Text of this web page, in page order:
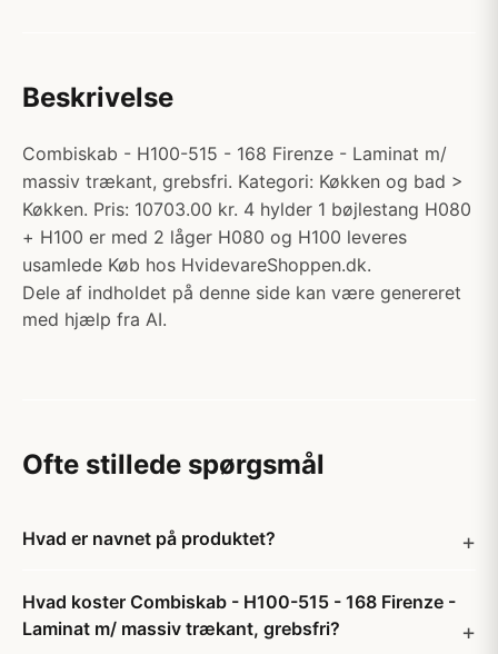
Beskrivelse
Combiskab - H100-515 - 168 Firenze - Laminat m/
massiv trækant, grebsfri. Kategori: Køkken og bad >
Køkken. Pris: 10703.00 kr. 4 hylder 1 bøjlestang H080
+ H100 er med 2 låger H080 og H100 leveres
usamlede Køb hos HvidevareShoppen.dk.
Dele af indholdet på denne side kan være genereret
med hjælp fra AI.
Ofte stillede spørgsmål
Hvad er navnet på produktet?
Hvad koster Combiskab - H100-515 - 168 Firenze -
Laminat m/ massiv trækant, grebsfri?